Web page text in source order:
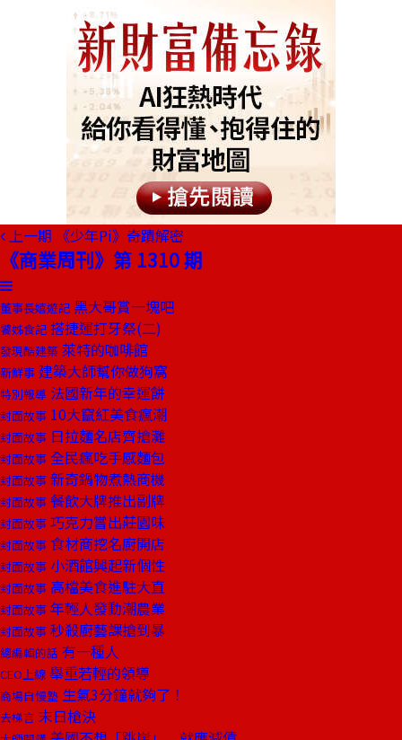
上一期 《少年Pi》奇蹟解密
《商業周刊》第 1310 期
董事長嬉遊記 黑大哥賞一塊吧
饕姊食記 搭捷運打牙祭(二)
發現酷建築 萊特的咖啡館
新鮮事 建築大師幫你做狗窩
特別報導 法國新年的幸運餅
封面故事 10大竄紅美食瘋潮
封面故事 日拉麵名店齊搶灘
封面故事 全民瘋吃手感麵包
封面故事 新奇鍋物煮熱商機
封面故事 餐飲大牌推出副牌
封面故事 巧克力嘗出莊園味
封面故事 食材商挖名廚開店
封面故事 小酒館興起新個性
封面故事 高檔美食進駐大直
封面故事 年輕人發動潮農業
封面故事 秒殺廚藝課搶到暴
總編輯的話 有一種人
CEO上線 舉重若輕的領導
商場自慢塾 生氣3分鐘就夠了！
去梯言 末日槍決